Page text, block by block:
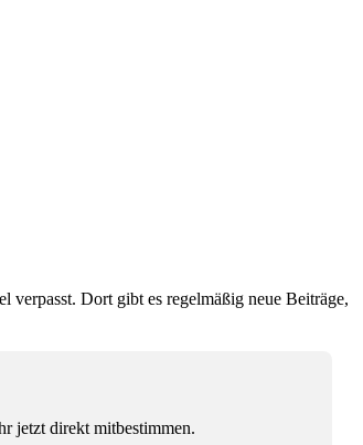
verpasst. Dort gibt es regelmäßig neue Beiträge,
jetzt direkt mitbestimmen.